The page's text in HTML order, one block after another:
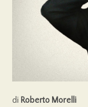
di Roberto Morelli